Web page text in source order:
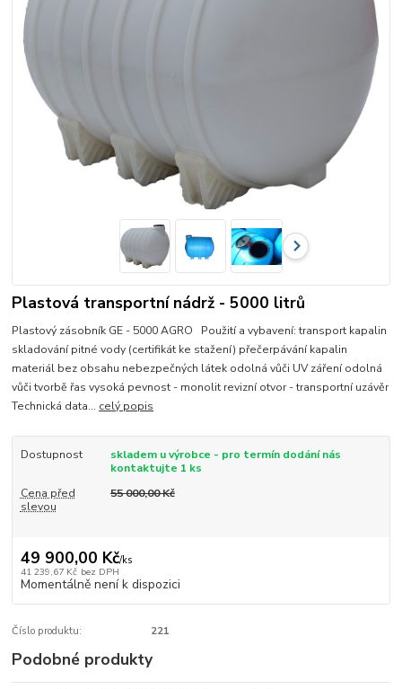
Plastová transportní nádrž - 5000 litrů
Plastový zásobník GE - 5000 AGRO Použití a vybavení: transport kapalin
skladování pitné vody (certifikát ke stažení) přečerpávání kapalin
materiál bez obsahu nebezpečných látek odolná vůči UV záření odolná
vůči tvorbě řas vysoká pevnost - monolit revizní otvor - transportní uzávěr
Technická data... celý popis
Dostupnost
skladem u výrobce - pro termín dodání nás
kontaktujte 1 ks
Cena před
slevou
55 000,00 Kč
49 900,00 Kč/ks
41 239,67 Kč bez DPH
Momentálně není k dispozici
Číslo produktu: 221
Podobné produkty